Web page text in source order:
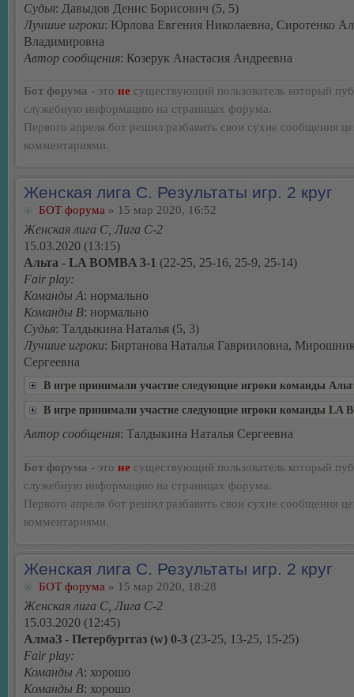
Судья: Давыдов Денис Борисович (5, 5)
Лучшие игроки: Юрлова Евгения Николаевна, Сиротенко
Владимировна
Автор сообщения: Козерук Анастасия Андреевна
Бот форума - это не существующий пользователь который
служебную информацию на страницах форума.
Первого апреля бот решил разбавить свои сухие сообщения
комментариями.
Женская лига С. Результаты игр. 2 круг
БОТ форума » 15 мар 2020, 16:52
Женская лига С, Лига С-2
15.03.2020 (13:15)
Альта - LA BOMBA 3-1 (22-25, 25-16, 25-9, 25-14)
Fair play:
Команды А: нормально
Команды В: нормально
Судья: Талдыкина Наталья (5, 3)
Лучшие игроки: Биртанова Наталья Гаврииловна,
Сергеевна
В игре принимали участие следующие игроки команды
В игре принимали участие следующие игроки команды LA
Автор сообщения: Талдыкина Наталья Сергеевна
Бот форума - это не существующий пользователь который
служебную информацию на страницах форума.
Первого апреля бот решил разбавить свои сухие сообщения
комментариями.
Женская лига С. Результаты игр. 2 круг
БОТ форума » 15 мар 2020, 18:28
Женская лига С, Лига С-2
15.03.2020 (12:45)
АлмаЗ - Петербурггаз (w) 0-3 (23-25, 13-25, 15-25)
Fair play:
Команды А: хорошо
Команды В: хорошо